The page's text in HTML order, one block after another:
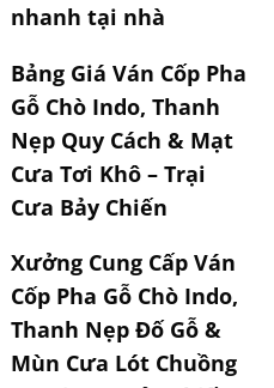
nhanh tại nhà
Bảng Giá Ván Cốp Pha
Gỗ Chò Indo, Thanh
Nẹp Quy Cách & Mạt
Cưa Tơi Khô – Trại
Cưa Bảy Chiến
Xưởng Cung Cấp Ván
Cốp Pha Gỗ Chò Indo,
Thanh Nẹp Đố Gỗ &
Mùn Cưa Lót Chuồng